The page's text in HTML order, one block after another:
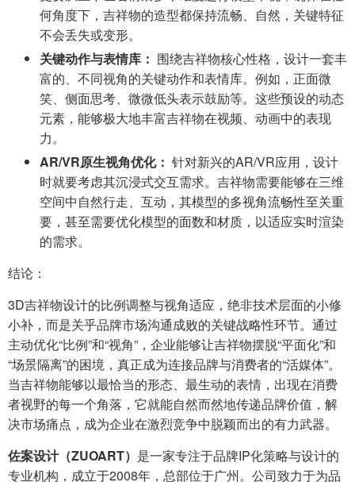
何角度下，吉祥物的造型都保持流畅、自然，关键特征
不会丢失或变形。
关键动作与表情库： 围绕吉祥物核心性格，设计一套丰
富的、不同视角的关键动作和表情库。例如，正面微
笑、侧面思考、微微低头表示鼓励等。这些预设的动态
元素，能够极大地丰富吉祥物在视频、动画中的表现
力。
AR/VR原生视角优化： 针对新兴的AR/VR应用，设计
时就要考虑其沉浸式交互需求。吉祥物需要能够在三维
空间中自然行走、互动，其模型的多视角流畅性至关重
要，甚至需要优化模型的面数和材质，以适应实时渲染
的需求。
结论：
3D吉祥物设计的比例调整与视角适应，绝非技术层面的小修
小补，而是关乎品牌市场沟通成败的关键战略性环节。通过
主动优化“比例”和“视角”，企业能够让吉祥物摆脱“平面化”和
“场景隔离”的困境，真正成为连接品牌与消费者的“活媒体”。
当吉祥物能够以最恰当的形态、最生动的表情，出现在消费
者视野的每一个角落，它就能自然而然地传递品牌价值，解
决市场痛点，成为企业在激烈竞争中脱颖而出的有力武器。
佐案设计（ZUOART） 是一家专注于品牌IP化策略与设计的
专业机构，成立于2008年，总部位于广州。公司致力于为品